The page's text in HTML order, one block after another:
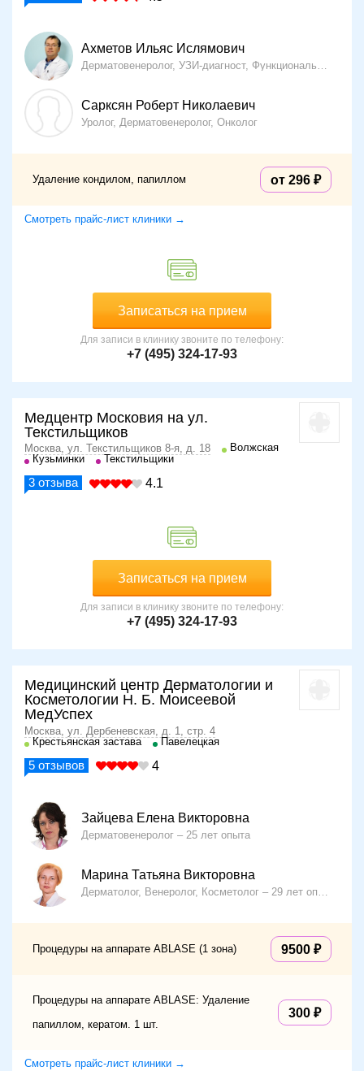
Ахметов Ильяс Ислямович
Дерматовенеролог, УЗИ-диагност, Функциональный диагност
Сарксян Роберт Николаевич
Уролог, Дерматовенеролог, Онколог
Удаление кондилом, папиллом от 296
Смотреть прайс-лист клиники →
Записаться на прием
Для записи в клинику звоните по телефону:
+7 (495) 324-17-93
Медцентр Московия на ул.
Текстильщиков
Москва, ул. Текстильщиков 8-я, д. 18
Волжская
Кузьминки
Текстильщики
3 отзыва 4.1
Записаться на прием
Для записи в клинику звоните по телефону:
+7 (495) 324-17-93
Медицинский центр Дерматологии и
Косметологии Н. Б. Моисеевой
МедУспех
Москва, ул. Дербеневская, д. 1, стр. 4
Крестьянская застава
Павелецкая
5 отзывов 4
Зайцева Елена Викторовна
Дерматовенеролог 25 лет опыта
Марина Татьяна Викторовна
Дерматолог, Венеролог, Косметолог 29 лет опыта
Процедуры на аппарате ABLASE (1 зона) 9500
Процедуры на аппарате ABLASE: Удаление
папиллом, кератом. 1 шт.
300
Смотреть прайс-лист клиники →